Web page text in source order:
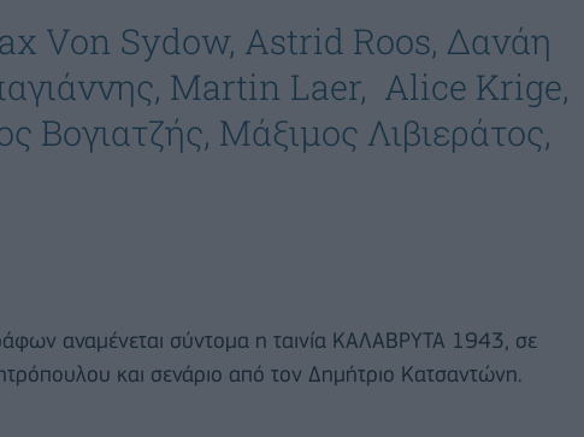
Von Sydow, Astrid Roos, Δανάη
Martin Laer, Alice Krige,
Βογιατζής, Μάξιμος Λιβιεράτος,
αναμένεται σύντομα η ταινία ΚΑΛΑΒΡΥΤΑ 1943, σε
και σενάριο από τον Δημήτριο Κατσαντώνη.